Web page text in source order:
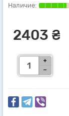
2403 ₴